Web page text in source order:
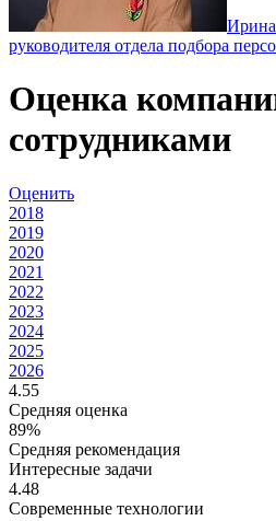
руководителя отдела подбора
Оценка
сотрудниками
Оценить
2018
2019
2020
2021
2022
2023
2024
2025
2026
4.55
Средняя оценка
89%
Средняя рекомендация
Интересные задачи
4.48
Современные технологии